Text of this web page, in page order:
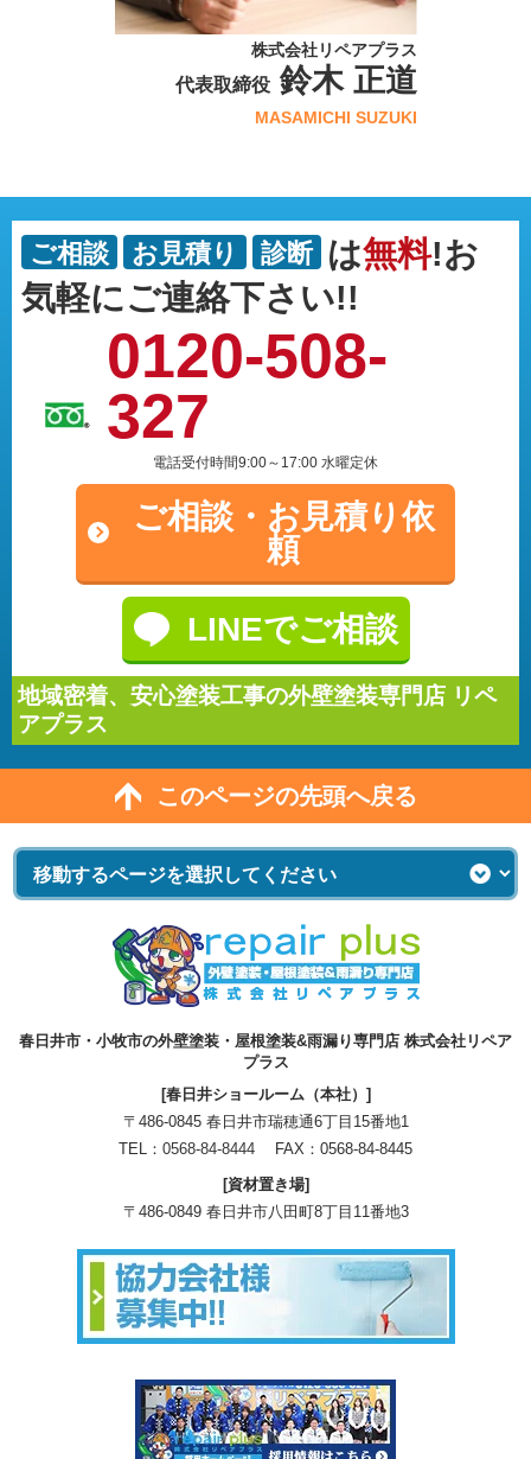
株式会社リペアプラス
代表取締役鈴木 正道
MASAMICHI SUZUKI
ご相談 お見積り 診断 は無料!お
気軽にご連絡下さい!!
0120-508-
327
電話受付時間9:00～17:00 水曜定休
ご相談・ お見積り依
頼
LINEでご相談
地域密着、安心塗装工事の外壁塗装専門店 リペ
アプラス
このページの先頭へ戻る
春日井市・小牧市の外壁塗装・屋根塗装&雨漏り専門店 株式会社リペア
プラス
[春日井ショールーム（本社）]
〒486-0845 春日井市瑞穂通6丁目15番地1
TEL： 0568-84-8444 FAX：0568-84-8445
[資材置き場]
〒486-0849 春日井市八田町8丁目11番地3